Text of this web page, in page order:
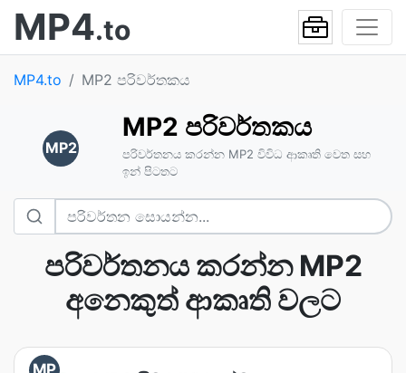
MP4.to
MP4.to MP2 පරිවර්තකය
MP2
MP2 පරිවර්තකය
පරිවර්තනය කරන්න MP2 විවිධ ආකෘති වෙත සහ
ඉන් පිටතට
පරිවර්තනය කරන්න MP2
අනෙකුත් ආකෘති වලට
MP